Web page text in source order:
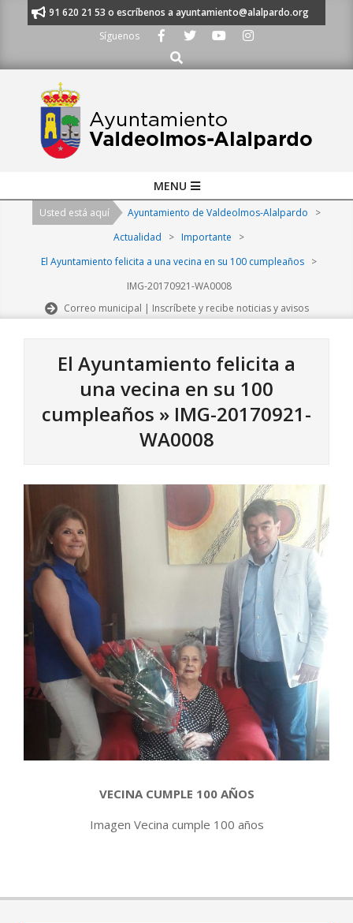
al 91 620 21 53 o escríbenos a ayuntamiento@alalpardo.org
Síguenos
Buscar
Navigation
MENU
Usted está aquí Ayuntamiento de Valdeolmos-Alalpardo
>
Actualidad
> Importante
>
El Ayuntamiento felicita a una vecina en su 100 cumpleaños >
IMG-20170921-WA0008
Correo municipal | Inscríbete y recibe noticias y avisos
El Ayuntamiento felicita a
una vecina en su 100
cumpleaños » IMG-20170921-
WA0008
VECINA CUMPLE 100 AÑOS
Imagen Vecina cumple 100 años
09-